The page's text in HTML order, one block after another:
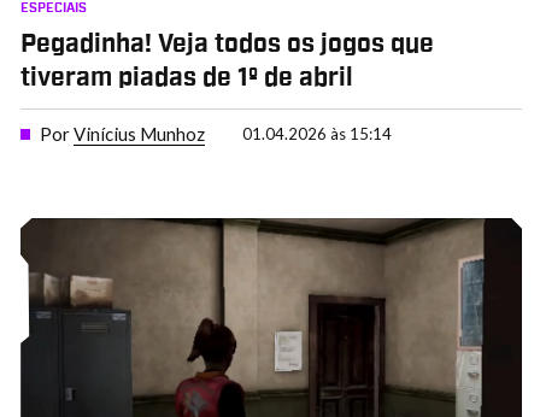
ESPECIAIS
Pegadinha! Veja todos os jogos que
tiveram piadas de 1º de abril
PorVinícius Munhoz 01.04.2026 às 15:14